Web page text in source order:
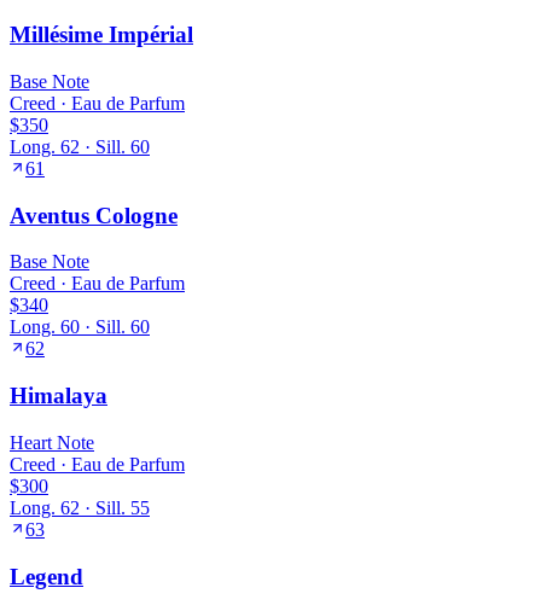
Millésime Impérial
Base Note
Creed · Eau de Parfum
$350
Long. 62 · Sill. 60
61
Aventus Cologne
Base Note
Creed · Eau de Parfum
$340
Long. 60 · Sill. 60
62
Himalaya
Heart Note
Creed · Eau de Parfum
$300
Long. 62 · Sill. 55
63
Legend